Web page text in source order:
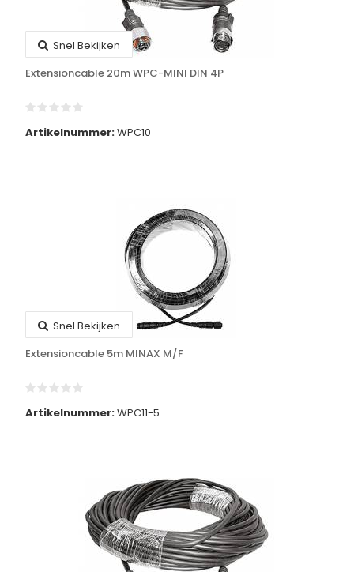
Snel Bekijken
Extensioncable 20m WPC-MINI DIN 4P
Artikelnummer:WPC10
Snel Bekijken
Extensioncable 5m MINAX M/F
Artikelnummer:WPC11-5